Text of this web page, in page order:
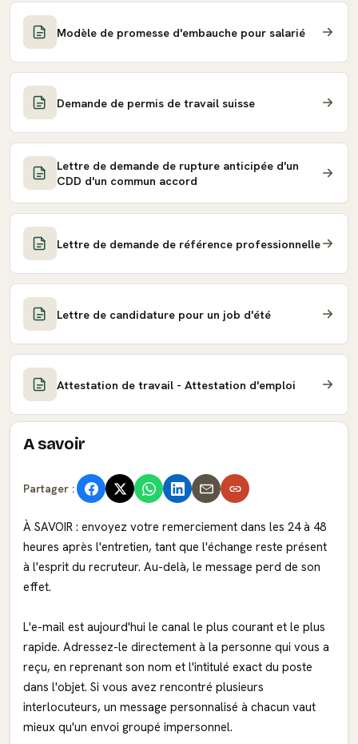
Modèle de promesse d'embauche pour salarié
Demande de permis de travail suisse
Lettre de demande de rupture anticipée d'un
CDD d'un commun accord
Lettre de demande de référence professionnelle
Lettre de candidature pour un job d'été
Attestation de travail - Attestation d'emploi
A savoir
Partager :
À SAVOIR : envoyez votre remerciement dans les 24 à 48
heures après l'entretien, tant que l'échange reste présent
à l'esprit du recruteur. Au-delà, le message perd de son
effet.
L'e-mail est aujourd'hui le canal le plus courant et le plus
rapide. Adressez-le directement à la personne qui vous a
reçu, en reprenant son nom et l'intitulé exact du poste
dans l'objet. Si vous avez rencontré plusieurs
interlocuteurs, un message personnalisé à chacun vaut
mieux qu'un envoi groupé impersonnel.